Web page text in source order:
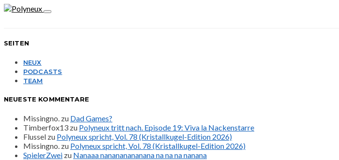
SEITEN
NEUX
PODCASTS
TEAM
NEUESTE KOMMENTARE
Missingno. zu Dad Games?
Timberfox13 zu Polyneux tritt nach. Episode 19: Viva la Nackenstarre
Flussel zu Polyneux spricht, Vol. 78 (Kristallkugel-Edition 2026)
Missingno. zu Polyneux spricht, Vol. 78 (Kristallkugel-Edition 2026)
SpielerZwei zu Nanaaa nanananananana na na na nanana